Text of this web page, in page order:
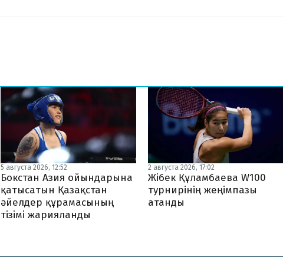
5 августа 2026, 12:52
Бокстан Азия ойындарына
қатысатын Қазақстан
әйелдер құрамасының
тізімі жарияланды
2 августа 2026, 17:02
Жібек Құламбаева W100
турнирінің жеңімпазы
атанды